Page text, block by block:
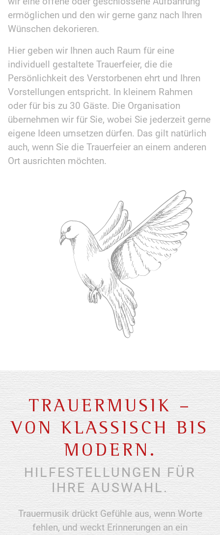
ermöglichen und den wir gerne ganz nach Ihren
Wünschen dekorieren.
Hier geben wir Ihnen auch Raum für eine
individuell gestaltete Trauerfeier, die die
Persönlichkeit des Verstorbenen ehrt und Ihren
Vorstellungen entspricht. In kleinem Rahmen
oder für bis zu 30 Gäste. Die Organisation
übernehmen wir für Sie, wobei Sie jederzeit gerne
eigene Ideen umsetzen dürfen. Das gilt natürlich
auch, wenn Sie die Trauerfeier an einem anderen
Ort ausrichten möchten.
TRAUERMUSIK –
VON KLASSISCH BIS
MODERN.
HILFESTELLUNGEN FÜR
IHRE AUSWAHL.
Trauermusik drückt Gefühle aus, wenn Worte
fehlen, und weckt Erinnerungen an ein